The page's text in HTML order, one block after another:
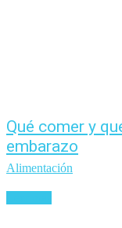
Qué comer y
embarazo
Alimentación